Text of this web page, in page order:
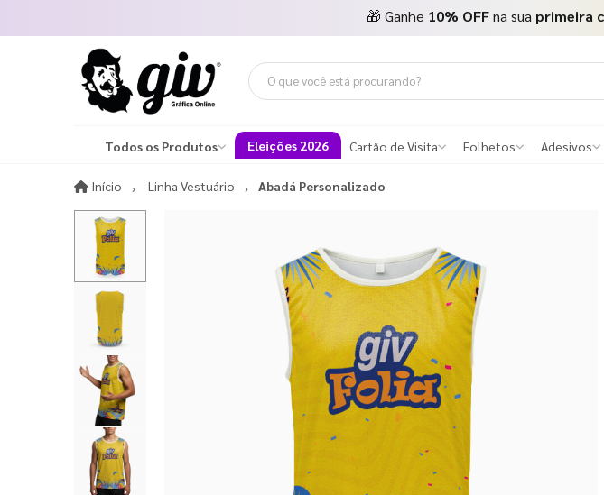
🎁 Ganhe 10% OFFna sua primeira
Todos os Produtos Eleições 2026 Cartão de Visita Folhetos Adesivos
Início InícioLinha Vestuário Abadá Personalizado